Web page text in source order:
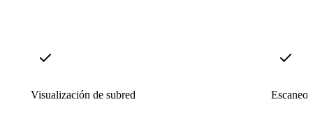
Visualización de subred Escaneo